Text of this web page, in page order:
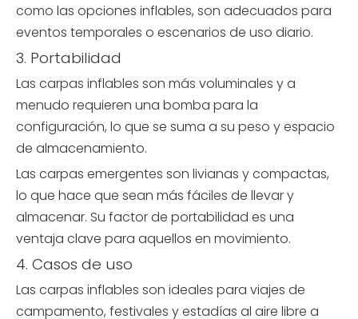
como las opciones inflables, son adecuados para
eventos temporales o escenarios de uso diario.
3. Portabilidad
Las carpas inflables son más voluminales y a
menudo requieren una bomba para la
configuración, lo que se suma a su peso y espacio
de almacenamiento.
Las carpas emergentes son livianas y compactas,
lo que hace que sean más fáciles de llevar y
almacenar. Su factor de portabilidad es una
ventaja clave para aquellos en movimiento.
4. Casos de uso
Las carpas inflables son ideales para viajes de
campamento, festivales y estadías al aire libre a